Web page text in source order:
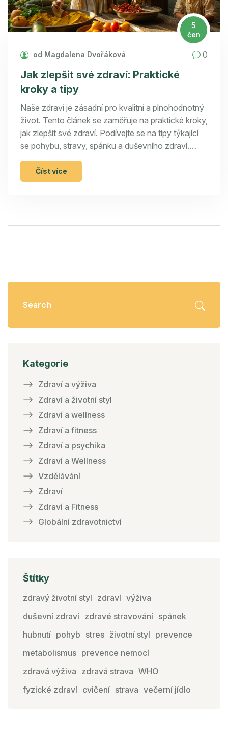
5
čen
od Magdalena Dvořáková 0
Jak zlepšit své zdraví: Praktické
kroky a tipy
Naše zdraví je zásadní pro kvalitní a plnohodnotný
život. Tento článek se zaměřuje na praktické kroky,
jak zlepšit své zdraví. Podívejte se na tipy týkající
se pohybu, stravy, spánku a duševního zdraví.
Čtěte dál a získejte inspiraci a rady pro zdravější
životní styl.
Číst více
Kategorie
Zdraví a výživa
Zdraví a životní styl
Zdraví a wellness
Zdraví a fitness
Zdraví a psychika
Zdraví a Wellness
Vzdělávání
Zdraví
Zdraví a Fitness
Globální zdravotnictví
Štítky
zdravý životní styl zdraví výživa
duševní zdraví zdravé stravování spánek
hubnutí pohyb stres životní styl prevence
metabolismus prevence nemocí
zdravá výživa zdravá strava WHO
fyzické zdraví cvičení strava večerní jídlo